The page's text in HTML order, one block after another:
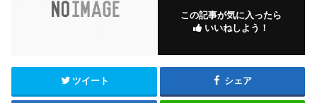
この記事が気に入ったら
いいねしよう！
ツイート シェア